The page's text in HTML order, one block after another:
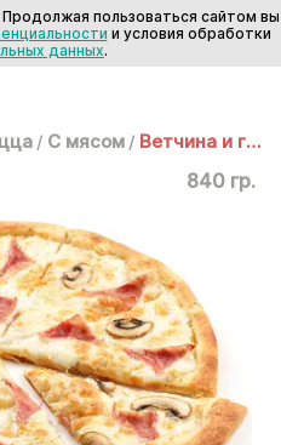
/ С мясом / Ветчина и грибы 35 см
840 гр.
пользоваться сайтом вы
и условия обработки
данных.